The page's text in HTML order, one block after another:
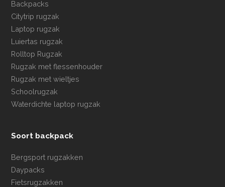
Backpacks
Citytrip rugzak
Laptop rugzak
Luiertas rugzak
Rolltop Rugzak
Rugzak met flessenhouder
Rugzak met wieltjes
Schoolrugzak
Waterdichte laptop rugzak
Soort backpack
Bergsport rugzakken
Daypacks
Fietsrugzakken